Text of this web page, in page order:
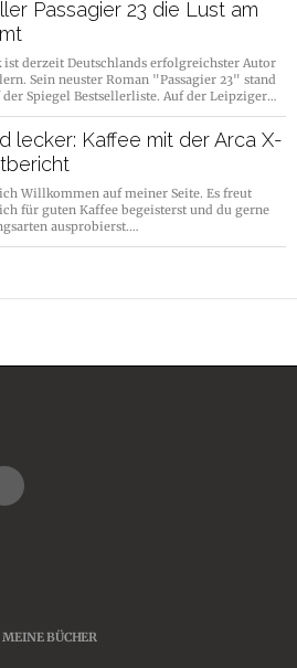
Passagier 23 die Lust am
ist derzeit Deutschlands erfolgreichster Autor
Sein neuster Roman "Passagier 23" stand
Spiegel Bestsellerliste. Auf der Leipziger…
lecker: Kaffee mit der Arca X-
Willkommen auf meiner Seite. Es freut
für guten Kaffee begeisterst und du gerne
ausprobierst.…
MEINE BÜCHER